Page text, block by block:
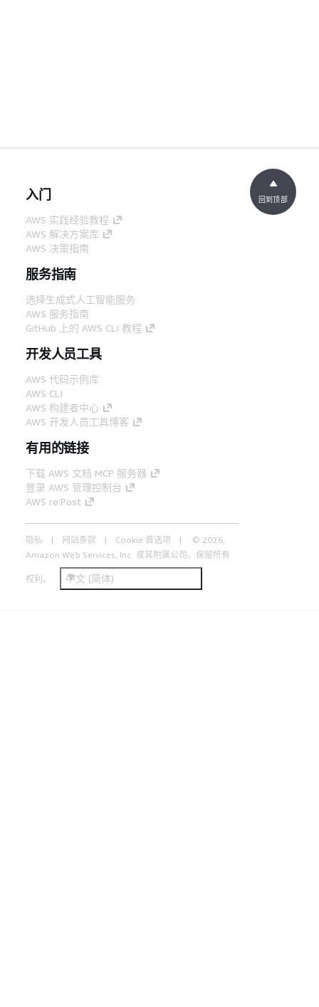
入门
AWS 实践经验教程
AWS 解决方案库
AWS 决策指南
服务指南
选择生成式人工智能服务
AWS 服务指南
GitHub 上的 AWS CLI 教程
开发人员工具
AWS 代码示例库
AWS CLI
AWS 构建者中心
AWS 开发人员工具博客
有用的链接
下载 AWS 文档 MCP 服务器
登录 AWS 管理控制台
AWS re:Post
隐私 网站条款 Cookie 首选项
© 2026,
Amazon Web Services, Inc. 或其附属公司。保留所有
权利。 中文 (简体)
回到顶部